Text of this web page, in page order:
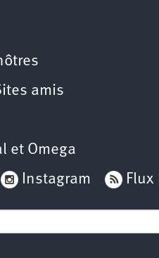
amis
et Omega
Instagram Flux